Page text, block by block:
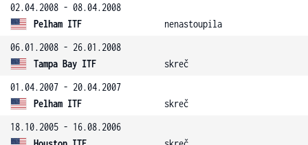
02.04.2008 - 08.04.2008
Pelham ITF
nenastoupila
06.01.2008 - 26.01.2008
Tampa Bay ITF
skreč
01.04.2007 - 20.04.2007
Pelham ITF
skreč
18.10.2005 - 16.08.2006